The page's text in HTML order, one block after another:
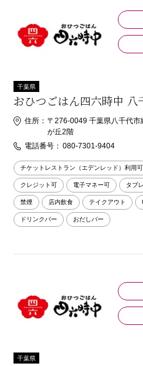
千葉県
おひつごはん四六時中 八
住所： 〒276-0049 千葉県八千代
が丘2階
電話番号： 080-7301-9404
チケットレストラン（エデンレッド）利用可
クレジット可 電子マネー可 タブ
禁煙 店内飲食 テイクアウト
ドリンクバー おだしバー
千葉県